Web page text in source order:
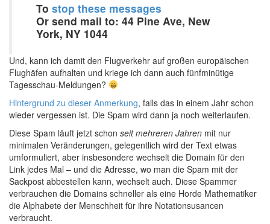
To stop these messages
Or send mail to: 44 Pine Ave, New
York, NY 1044
Und, kann ich damit den Flugverkehr auf großen europäischen
Flughäfen aufhalten und kriege ich dann auch fünfminütige
Tagesschau-Meldungen?
Hintergrund zu dieser Anmerkung, falls das in einem Jahr schon
wieder vergessen ist. Die Spam wird dann ja noch weiterlaufen.
Diese Spam läuft jetzt schon seit mehreren Jahren mit nur
minimalen Veränderungen, gelegentlich wird der Text etwas
umformuliert, aber insbesondere wechselt die Domain für den
Link jedes Mal – und die Adresse, wo man die Spam mit der
Sackpost abbestellen kann, wechselt auch. Diese Spammer
verbrauchen die Domains schneller als eine Horde Mathematiker
die Alphabete der Menschheit für ihre Notationsusancen
verbraucht.